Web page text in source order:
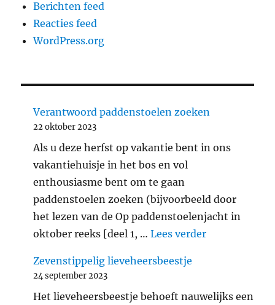
Berichten feed
Reacties feed
WordPress.org
Verantwoord paddenstoelen zoeken
22 oktober 2023
Als u deze herfst op vakantie bent in ons
vakantiehuisje in het bos en vol
enthousiasme bent om te gaan
paddenstoelen zoeken (bijvoorbeeld door
het lezen van de Op paddenstoelenjacht in
oktober reeks [deel 1, …Lees verder
Zevenstippelig lieveheersbeestje
24 september 2023
Het lieveheersbeestje behoeft nauwelijks een